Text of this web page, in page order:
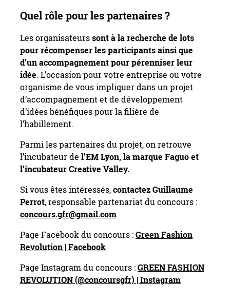
Quel rôle pour les partenaires ?
Les organisateurssont à la recherche de lots
pour récompenser les participants ainsi que
d’un accompagnement pour pérenniser leur
idée. L’occasion pour votre entreprise ou votre
organisme de vous impliquer dans un projet
d’accompagnement et de développement
d’idées bénéfiques pour la filière de
l’habillement.
Parmi les partenaires du projet, on retrouve
l’incubateur de l’EM Lyon, la marque Faguo et
l’incubateur Creative Valley.
Si vous êtes intéressés,contactez Guillaume
Perrot, responsable partenariat du concours :
concours.gfr@gmail.com
Page Facebook du concours :Green Fashion
Revolution | Facebook
Page Instagram du concours :GREEN FASHION
REVOLUTION (@concoursgfr) | Instagram